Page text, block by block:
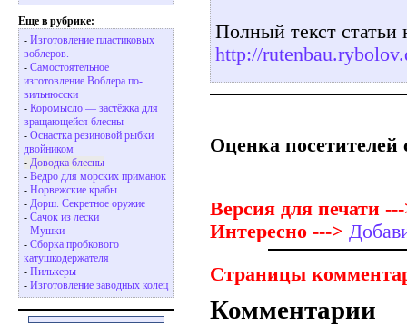
Еще в рубрике:
- Изготовление пластиковых
воблеров.
- Самостоятельное
изготовление Воблера по-
вильнюсски
- Коромысло — застёжка для
вращающейся блесны
- Оснастка резиновой рыбки
двойником
- Доводка блесны
- Ведро для морских приманок
- Норвежские крабы
- Дорш. Секретное оружие
- Сачок из лески
- Мушки
- Сборка пробкового
катушкодержателя
- Пилькеры
- Изготовление заводных колец
Полный текст статьи
http://
Оценка посетителей
Версия для печати
Интересно --->
Страницы
Комментарии